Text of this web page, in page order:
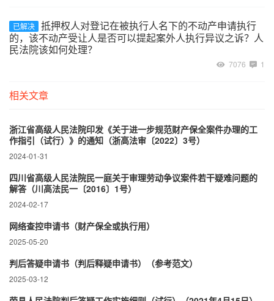
已解决 抵押权人对登记在被执行人名下的不动产申请执行
的，该不动产受让人是否可以提起案外人执行异议之诉？人
民法院该如何处理？
7076 1
相关文章
浙江省高级人民法院印发《关于进一步规范财产保全案件办理的工
作指引（试行）》的通知（浙高法审〔2022〕3号）
2024-01-31
四川省高级人民法院民一庭关于审理劳动争议案件若干疑难问题的
解答（川高法民一〔2016〕1号）
2024-02-17
网络查控申请书（财产保全或执行用）
2025-05-20
判后答疑申请书（判后释疑申请书）（参考范文）
2025-03-12